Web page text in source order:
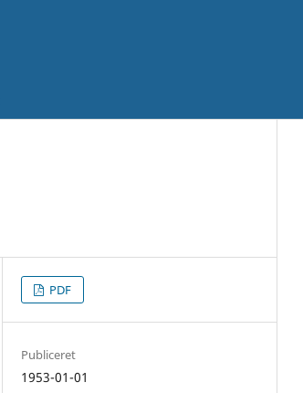
PDF
Publiceret
1953-01-01